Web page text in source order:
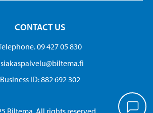
CONTACT US
09 427 05 830
Business ID:​ 882 692 302